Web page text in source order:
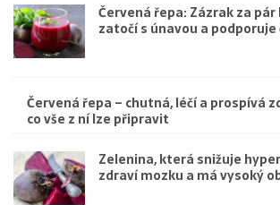
Červená řepa: Zázrak za
zatočí s únavou a
Červená řepa – chutná, léčí a prospívá
co vše z ní lze připravit
Zelenina, která snižuje
zdraví mozku a má vysoký